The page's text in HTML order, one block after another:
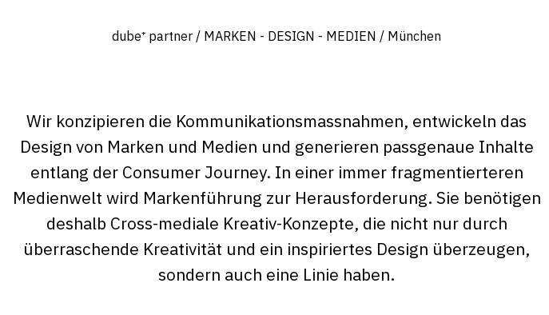
dube⁺ partner / MARKEN - DESIGN - MEDIEN / München
Wir konzipieren die Kommunikationsmassnahmen, entwickeln das
Design von Marken und Medien und generieren passgenaue Inhalte
entlang der Consumer Journey. In einer immer fragmentierteren
Medienwelt wird Markenführung zur Herausforderung. Sie benötigen
deshalb Cross-mediale Kreativ-Konzepte, die nicht nur durch
überraschende Kreativität und ein inspiriertes Design überzeugen,
sondern auch eine Linie haben.